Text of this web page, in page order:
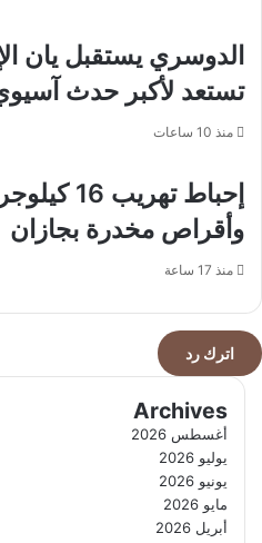
وقيادته
الدوسري يستقبل يان
تستعد لأكبر حدث
منذ 10 ساعات
إحباط
وأقراص مخدرة بجازان
منذ 17 ساعة
اترك رد
Archives
أغسطس 2026
يوليو 2026
يونيو 2026
مايو 2026
أبريل 2026